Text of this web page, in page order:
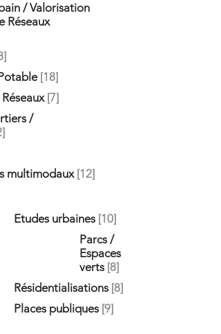
/ Valorisation
Réseaux
[18]
[7]
/
multimodaux [12]
Etudes urbaines [10]
Parcs /
Espaces
verts [8]
Résidentialisations [8]
Places publiques [9]